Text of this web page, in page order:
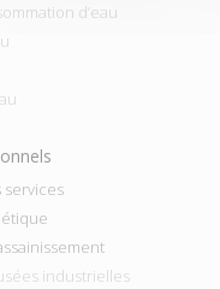
d’eau
services
industrielles